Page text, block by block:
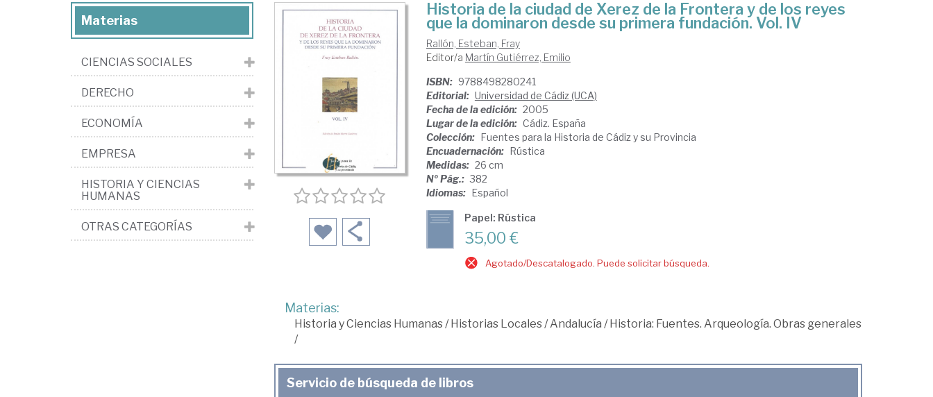
Historia de la ciudad de Xerez de la Frontera y de los reyes
que la dominaron desde su primera fundación. Vol. IV
Rallón, Esteban, Fray
Editor/a Martín Gutiérrez, Emilio
ISBN: 9788498280241
Editorial: Universidad de Cádiz (UCA)
Fecha de la edición: 2005
Lugar de la edición: Cádiz. España
Colección: Fuentes para la Historia de Cádiz y su Provincia
Encuadernación: Rústica
Medidas: 26 cm
Nº Pág.: 382
Idiomas: Español
Papel: Rústica
35,00 €
Agotado/Descatalogado. Puede solicitar búsqueda.
Materias:
Historia y Ciencias Humanas/Historias Locales/Andalucía /Historia: Fuentes. Arqueología. Obras generales
/
Servicio de búsqueda de libros
Materias
CIENCIAS SOCIALES
DERECHO
ECONOMÍA
EMPRESA
HISTORIA Y CIENCIAS
HUMANAS
OTRAS CATEGORÍAS